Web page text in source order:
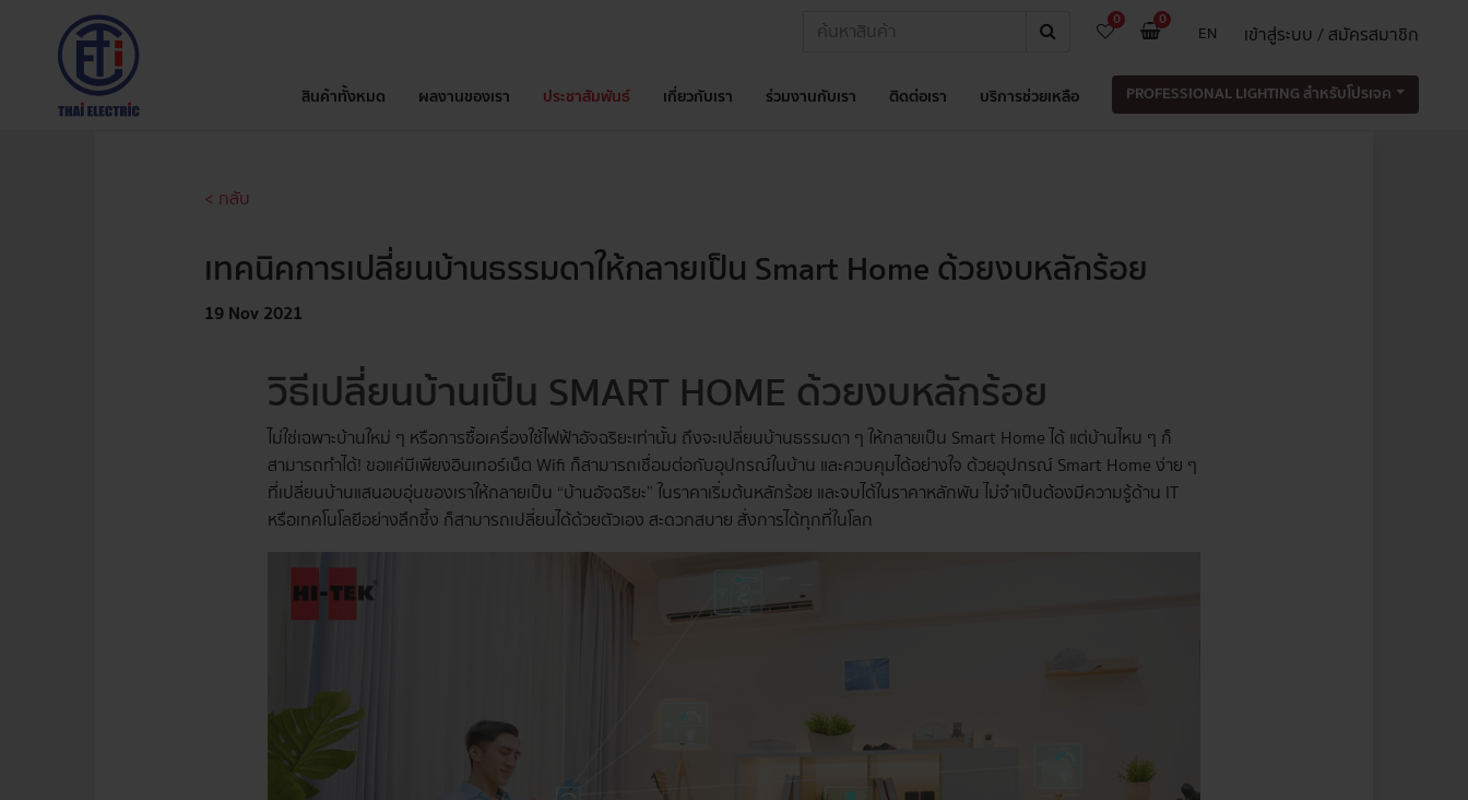
0 0
EN เข้าสู่ระบบ / สมัครสมาชิก
สินค้าทั้งหมด ผลงานของเรา ประชาสัมพันธ์ เกี่ยวกับเรา ร่วมงานกับเรา ติดต่อเรา บริการช่วยเหลือ PROFESSIONAL LIGHTING สำหรับโปรเจค
< กลับ
เทคนิคการเปลี่ยนบ้านธรรมดาให้กลายเป็น Smart Home ด้วยงบหลักร้อย
19 Nov 2021
วิธีเปลี่ยนบ้านเป็น SMART HOME ด้วยงบหลักร้อย
ไม่ใช่เฉพาะบ้านใหม่ ๆ หรือการซื้อเครื่องใช้ไฟฟ้าอัจฉริยะเท่านั้น ถึงจะเปลี่ยนบ้านธรรมดา ๆ ให้กลายเป็น Smart Home ได้ แต่บ้านไหน ๆ ก็
สามารถทำได้! ขอแค่มีเพียงอินเทอร์เน็ต Wifi ก็สามารถเชื่อมต่อกับอุปกรณ์ในบ้าน และควบคุมได้อย่างใจ ด้วยอุปกรณ์ Smart Homeง่าย ๆ
ที่เปลี่ยนบ้านแสนอบอุ่นของเราให้กลายเป็น “บ้านอัจฉริยะ” ในราคาเริ่มต้นหลักร้อย และจบได้ในราคาหลักพัน ไม่จำเป็นต้องมีความรู้ด้าน IT
หรือเทคโนโลยีอย่างลึกซึ้ง ก็สามารถเปลี่ยนได้ด้วยตัวเอง สะดวกสบาย สั่งการได้ทุกที่ในโลก